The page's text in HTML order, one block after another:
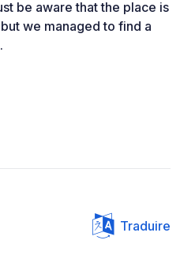
be aware that the place is
we managed to find a
Traduire